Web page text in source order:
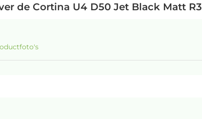
de Cortina U4 D50 Jet Black Matt R3